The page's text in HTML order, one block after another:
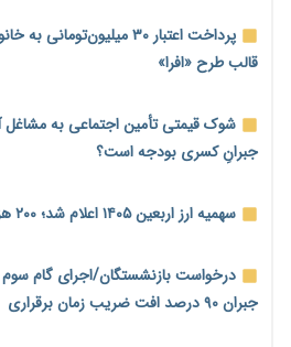
سایپا و پارس‌خودرو
بنگاه‌داری بانک‌ها؛ مانع بزرگ
نماینده مجلس: توسعه مرزهای زمینی
اساسی تبدیل شود
خانه کارگر قزوین: شکاف دستمزد و
می‌شود
پرداخت اعتبار ۳۰
قالب طرح «افرا»
شوک قیمتی تأمین اجتماعی به مشاغل
جبرانِ کسری بودجه است؟
سهمیه ارز اربعین ۱۴۰۵ اعلام شد؛ ۲۰۰ هزار دینار برای هر زائر
درخواست بازنشستگان/اجرای گام
جبران ۹۰ درصد افت ضریب زمان برقراری